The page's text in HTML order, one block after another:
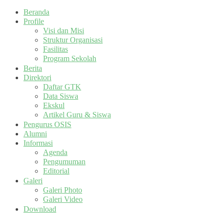
Beranda
Profile
Visi dan Misi
Struktur Organisasi
Fasilitas
Program Sekolah
Berita
Direktori
Daftar GTK
Data Siswa
Ekskul
Artikel Guru & Siswa
Pengurus OSIS
Alumni
Informasi
Agenda
Pengumuman
Editorial
Galeri
Galeri Photo
Galeri Video
Download